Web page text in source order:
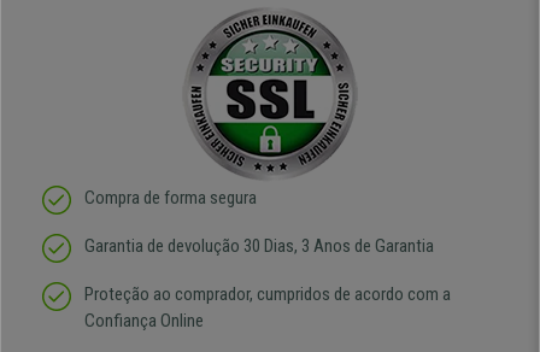
Compra de forma segura
Garantia de devolução 30 Dias, 3 Anos de Garantia
Proteção ao comprador, cumpridos de acordo com a
Confiança Online